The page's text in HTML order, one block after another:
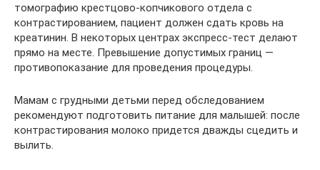
томографию крестцово-копчикового отдела с
контрастированием, пациент должен сдать кровь на
креатинин. В некоторых центрах экспресс-тест делают
прямо на месте. Превышение допустимых границ —
противопоказание для проведения процедуры.
Мамам с грудными детьми перед обследованием
рекомендуют подготовить питание для малышей: после
контрастирования молоко придется дважды сцедить и
вылить.